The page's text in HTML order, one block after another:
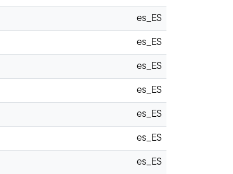
es_ES
es_ES
es_ES
es_ES
es_ES
es_ES
es_ES